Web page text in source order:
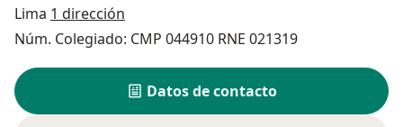
Lima 1 dirección
Núm. Colegiado: CMP 044910 RNE 021319
Datos de contacto